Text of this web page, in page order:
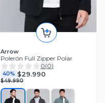
Arrow
Polerón Full Zipper Polar
0(0)
40% $29.990
$49.990